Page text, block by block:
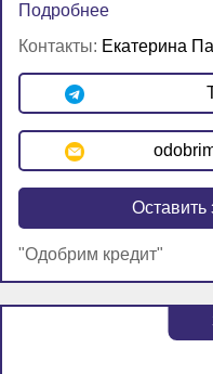
Подробнее
Контакты: Екатерина
Оставить
"Одобрим кредит"